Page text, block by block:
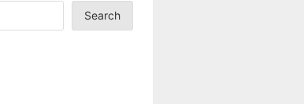
Search